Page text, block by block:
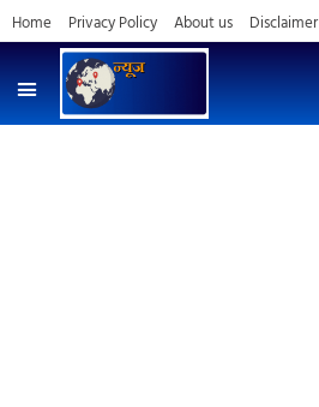
Home Privacy Policy About us Disclaimer